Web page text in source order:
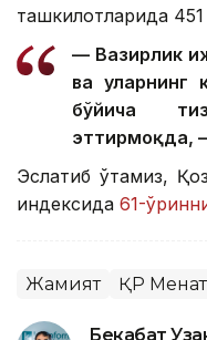
ташкилотларида
— Вазирлик
ва уларнинг
бўйича
эттирмоқда,
Эслатиб ўтамиз,
индексида 61-
Жамият ҚР
Бекабат